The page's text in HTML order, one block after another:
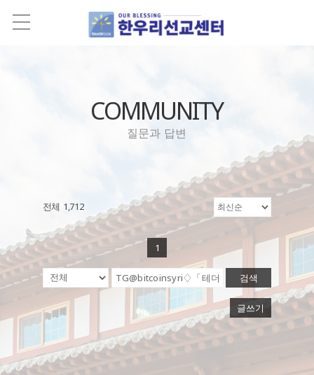
COMMUNITY
질문과 답변
전체 1,712
1
검색
글쓰기